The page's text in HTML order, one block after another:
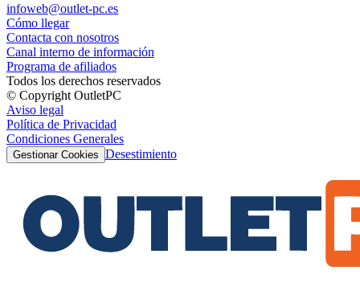
infoweb@outlet-pc.es
Cómo llegar
Contacta con nosotros
Canal interno de información
Programa de afiliados
Todos los derechos reservados
© Copyright OutletPC
Aviso legal
Política de Privacidad
Condiciones Generales
Gestionar Cookies Desestimiento